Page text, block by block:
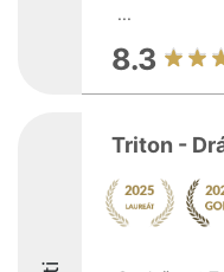
...
8.3
Triton -